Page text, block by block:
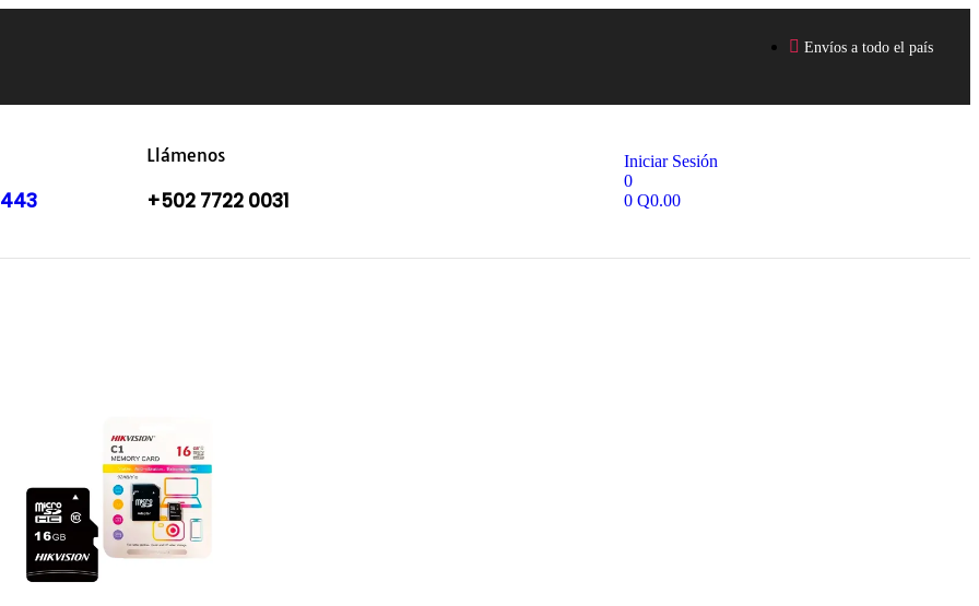
Envíos a todo el país
Llámenos
+502 7722 0031
Iniciar Sesión
0
0 Q0.00